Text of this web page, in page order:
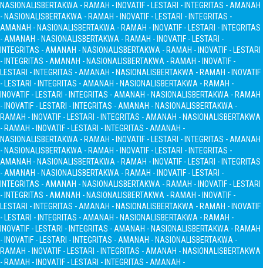
NASIONALISBERTAKWA - RAMAH - INOVATIF - LESTARI - INTEGRITAS - AMANAH
- NASIONALISBERTAKWA - RAMAH - INOVATIF - LESTARI - INTEGRITAS -
AMANAH - NASIONALISBERTAKWA - RAMAH - INOVATIF - LESTARI - INTEGRITAS
- AMANAH - NASIONALISBERTAKWA - RAMAH - INOVATIF - LESTARI -
INTEGRITAS - AMANAH - NASIONALISBERTAKWA - RAMAH - INOVATIF - LESTARI
- INTEGRITAS - AMANAH - NASIONALISBERTAKWA - RAMAH - INOVATIF -
LESTARI - INTEGRITAS - AMANAH - NASIONALISBERTAKWA - RAMAH - INOVATIF
- LESTARI - INTEGRITAS - AMANAH - NASIONALISBERTAKWA - RAMAH -
INOVATIF - LESTARI - INTEGRITAS - AMANAH - NASIONALISBERTAKWA - RAMAH
- INOVATIF - LESTARI - INTEGRITAS - AMANAH - NASIONALISBERTAKWA -
RAMAH - INOVATIF - LESTARI - INTEGRITAS - AMANAH - NASIONALISBERTAKWA
- RAMAH - INOVATIF - LESTARI - INTEGRITAS - AMANAH -
NASIONALISBERTAKWA - RAMAH - INOVATIF - LESTARI - INTEGRITAS - AMANAH
- NASIONALISBERTAKWA - RAMAH - INOVATIF - LESTARI - INTEGRITAS -
AMANAH - NASIONALISBERTAKWA - RAMAH - INOVATIF - LESTARI - INTEGRITAS
- AMANAH - NASIONALISBERTAKWA - RAMAH - INOVATIF - LESTARI -
INTEGRITAS - AMANAH - NASIONALISBERTAKWA - RAMAH - INOVATIF - LESTARI
- INTEGRITAS - AMANAH - NASIONALISBERTAKWA - RAMAH - INOVATIF -
LESTARI - INTEGRITAS - AMANAH - NASIONALISBERTAKWA - RAMAH - INOVATIF
- LESTARI - INTEGRITAS - AMANAH - NASIONALISBERTAKWA - RAMAH -
INOVATIF - LESTARI - INTEGRITAS - AMANAH - NASIONALISBERTAKWA - RAMAH
- INOVATIF - LESTARI - INTEGRITAS - AMANAH - NASIONALISBERTAKWA -
RAMAH - INOVATIF - LESTARI - INTEGRITAS - AMANAH - NASIONALISBERTAKWA
- RAMAH - INOVATIF - LESTARI - INTEGRITAS - AMANAH -